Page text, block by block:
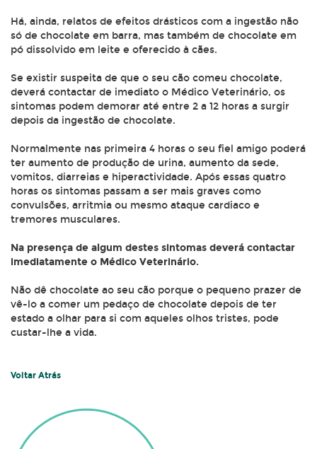
Há, ainda, relatos de efeitos drásticos com a ingestão não
só de chocolate em barra, mas também de chocolate em
pó dissolvido em leite e oferecido à cães.
Se existir suspeita de que o seu cão comeu chocolate,
deverá contactar de imediato o Médico Veterinário, os
sintomas podem demorar até entre 2 a 12 horas a surgir
depois da ingestão de chocolate.
Normalmente nas primeira 4 horas o seu fiel amigo poderá
ter aumento de produção de urina, aumento da sede,
vomitos, diarreias e hiperactividade. Após essas quatro
horas os sintomas passam a ser mais graves como
convulsões, arritmia ou mesmo ataque cardiaco e
tremores musculares.
Na presença de algum destes sintomas deverá contactar
imediatamente o Médico Veterinário.
Não dê chocolate ao seu cão porque o pequeno prazer de
vê-lo a comer um pedaço de chocolate ​depois de ter
estado a olhar para si com aqueles olhos tristes, pode
custar-lhe a vida.
Voltar Atrás